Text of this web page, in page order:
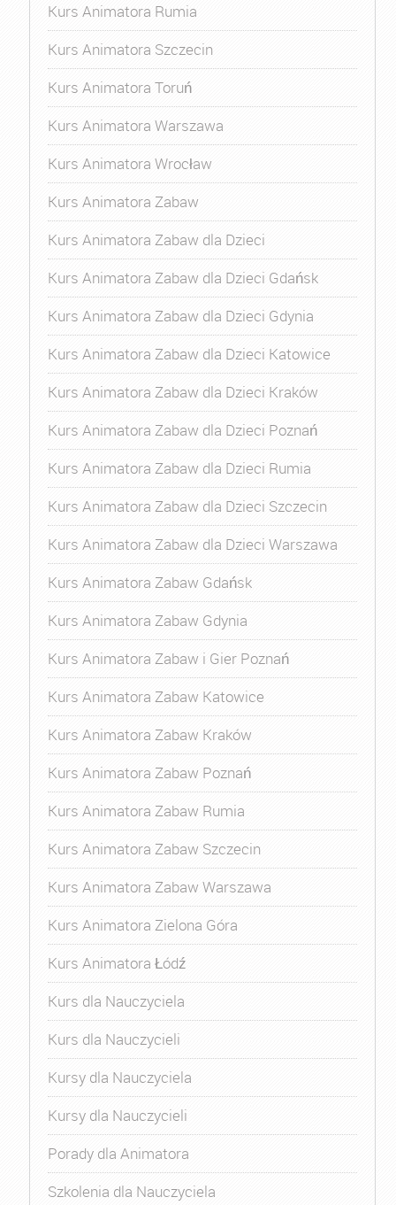
Kurs Animatora Rumia
Kurs Animatora Szczecin
Kurs Animatora Toruń
Kurs Animatora Warszawa
Kurs Animatora Wrocław
Kurs Animatora Zabaw
Kurs Animatora Zabaw dla Dzieci
Kurs Animatora Zabaw dla Dzieci Gdańsk
Kurs Animatora Zabaw dla Dzieci Gdynia
Kurs Animatora Zabaw dla Dzieci Katowice
Kurs Animatora Zabaw dla Dzieci Kraków
Kurs Animatora Zabaw dla Dzieci Poznań
Kurs Animatora Zabaw dla Dzieci Rumia
Kurs Animatora Zabaw dla Dzieci Szczecin
Kurs Animatora Zabaw dla Dzieci Warszawa
Kurs Animatora Zabaw Gdańsk
Kurs Animatora Zabaw Gdynia
Kurs Animatora Zabaw i Gier Poznań
Kurs Animatora Zabaw Katowice
Kurs Animatora Zabaw Kraków
Kurs Animatora Zabaw Poznań
Kurs Animatora Zabaw Rumia
Kurs Animatora Zabaw Szczecin
Kurs Animatora Zabaw Warszawa
Kurs Animatora Zielona Góra
Kurs Animatora Łódź
Kurs dla Nauczyciela
Kurs dla Nauczycieli
Kursy dla Nauczyciela
Kursy dla Nauczycieli
Porady dla Animatora
Szkolenia dla Nauczyciela